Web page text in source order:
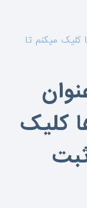
کلیک میکنم تا
کلیک